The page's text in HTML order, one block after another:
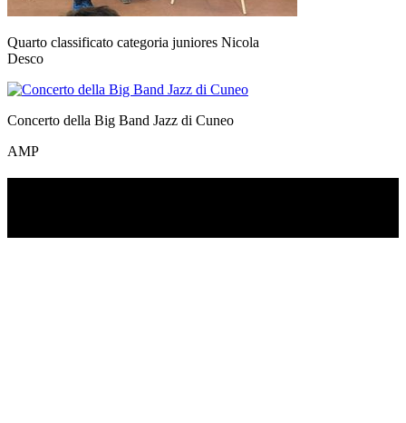
Quarto classificato categoria juniores Nicola
Desco
Concerto della Big Band Jazz di Cuneo
AMP